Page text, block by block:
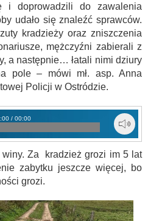
i doprowadzili do zawalenia
udało się znaleźć sprawców.
kradzieży oraz zniszczenia
mężczyźni zabierali z
a następnie… łatali nimi dziury
pole – mówi mł. asp. Anna
Policji w Ostródzie.
/ 00:00
Za kradzież grozi im 5 lat
zabytku jeszcze więcej, bo
grozi.